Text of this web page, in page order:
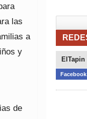
las
a
y
de
ElTapin
Facebook